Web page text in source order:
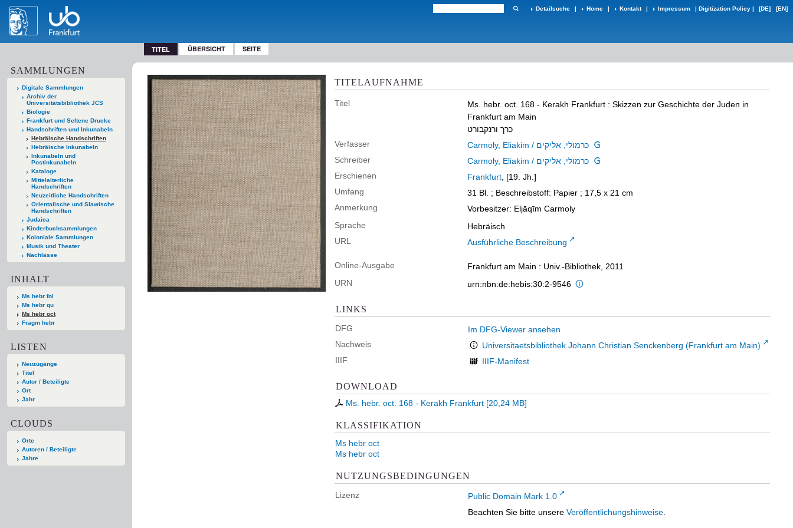
Detailsuche | Home | Kontakt | Impressum | Digitization Policy | [DE] [EN]
TITEL ÜBERSICHT SEITE
SAMMLUNGEN
Digitale Sammlungen
Archiv der
Universitätsbibliothek JCS
Biologie
Frankfurt und Seltene Drucke
Handschriften und Inkunabeln
Hebräische Handschriften
Hebräische Inkunabeln
Inkunabeln und
Postinkunabeln
Kataloge
Mittelalterliche
Handschriften
Neuzeitliche Handschriften
Orientalische und Slawische
Handschriften
Judaica
Kinderbuchsammlungen
Koloniale Sammlungen
Musik und Theater
Nachlässe
INHALT
Ms hebr fol
Ms hebr qu
Ms hebr oct
Fragm hebr
LISTEN
Neuzugänge
Titel
Autor / Beteiligte
Ort
Jahr
CLOUDS
Orte
Autoren / Beteiligte
Jahre
TITELAUFNAHME
Titel Ms. hebr. oct. 168 - Kerakh Frankfurt : Skizzen zur Geschichte der Juden in
Frankfurt am Main
כרך ורנקבורט
Verfasser
Carmoly, Eliakim / כרמולי, אליקים
Schreiber
Carmoly, Eliakim / כרמולי, אליקים
Erschienen
Frankfurt , [19. Jh.]
Umfang
31 Bl. ; Beschreibstoff: Papier ; 17,5 x 21 cm
Anmerkung
Vorbesitzer: Eljāqīm Carmoly
Sprache
Hebräisch
URL
Ausführliche Beschreibung
Online-Ausgabe
Frankfurt am Main : Univ.-Bibliothek, 2011
URN
urn:nbn:de:hebis:30:2-9546
LINKS
DFG
Im DFG-Viewer ansehen
Nachweis
Universitaetsbibliothek Johann Christian Senckenberg (Frankfurt am Main)
IIIF
IIIF-Manifest
DOWNLOAD
Ms. hebr. oct. 168 - Kerakh Frankfurt [20,24 MB]
KLASSIFIKATION
Ms hebr oct
Ms hebr oct
NUTZUNGSBEDINGUNGEN
Lizenz Public Domain Mark 1.0
Beachten Sie bitte unsere Veröffentlichungshinweise